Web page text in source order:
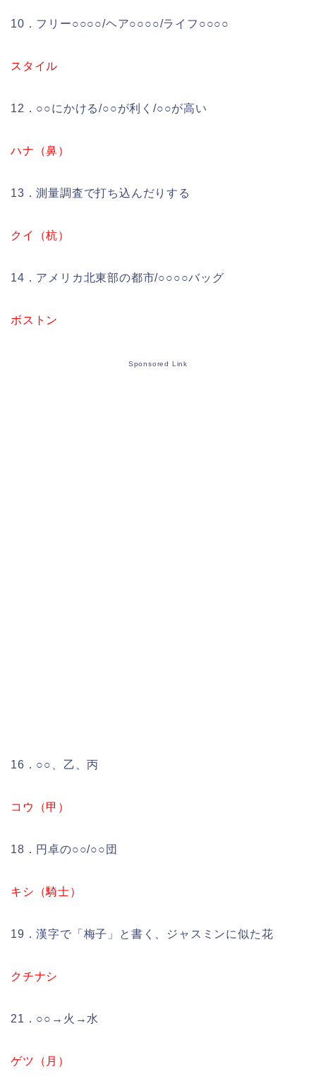
10．フリー○○○○/ヘア○○○○/ライフ○○○○
スタイル
12．○○にかける/○○が利く/○○が高い
ハナ（鼻）
13．測量調査で打ち込んだりする
クイ（杭）
14．アメリカ北東部の都市/○○○○バッグ
ボストン
Sponsored Link
16．○○、乙、丙
コウ（甲）
18．円卓の○○/○○団
キシ（騎士）
19．漢字で「梅子」と書く、ジャスミンに似た花
クチナシ
21．○○→火→水
ゲツ（月）